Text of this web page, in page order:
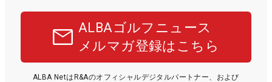
ALBAゴルフニュース
メルマガ登録はこちら
ALBA NetはR&Aのオフィシャルデジタルパートナー、および